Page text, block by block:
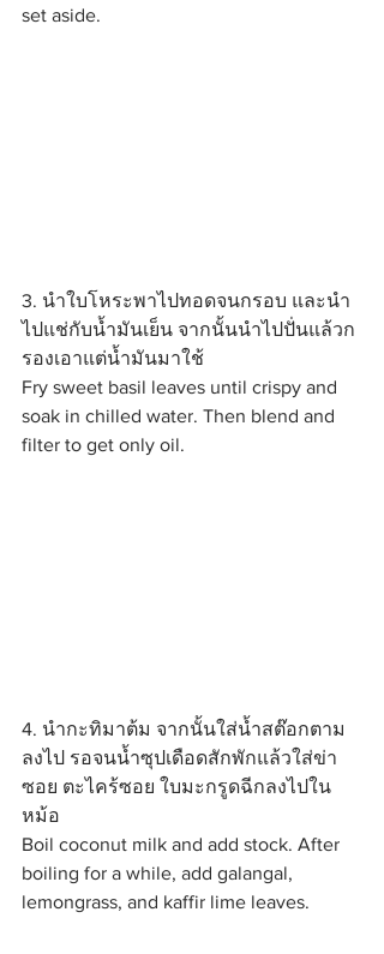
set aside.
3. นำใบโหระพาไปทอดจนกรอบ และนำ
ไปแช่กับน้ำมันเย็น จากนั้นนำไปปั่นแล้วก
รองเอาแต่น้ำมันมาใช้
Fry sweet basil leaves until crispy and
soak in chilled water. Then blend and
filter to get only oil.
4. นำกะทิมาต้ม จากนั้นใส่น้ำสต๊อกตาม
ลงไป รอจนน้ำซุปเดือดสักพักแล้วใส่ข่า
ซอย ตะไคร้ซอย ใบมะกรูดฉีกลงไปใน
หม้อ
Boil coconut milk and add stock. After
boiling for a while, add galangal,
lemongrass, and kaffir lime leaves.